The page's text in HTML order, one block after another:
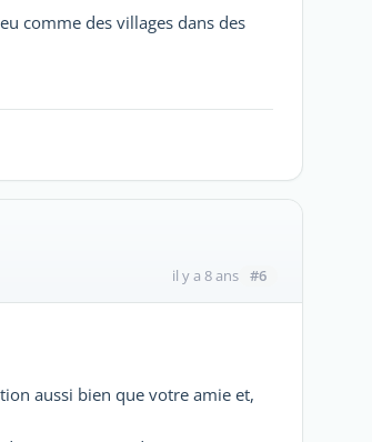
comme des villages dans des
il y a 8 ans #6
aussi bien que votre amie et,